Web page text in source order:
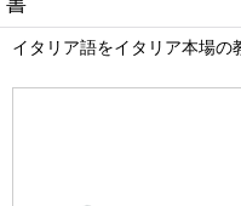
イタリア語をイタリア本場の